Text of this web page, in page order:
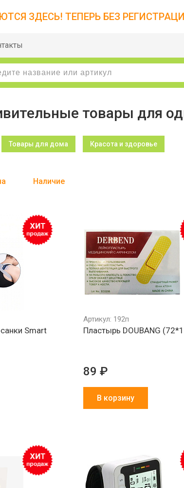
ЗДЕСЬ! ТЕПЕРЬ БЕЗ
товары для
Товары для дома Красота и здоровье
Наличие
Агрессивно
низкие цены
Более 1500
партнеров в
и СНГ
Smart
Артикул: 192п
Пластырь DOUBANG
89 ₽
В корзину